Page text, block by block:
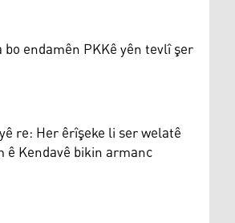
bo endamên PKKê yên tevlî şer
re: Her êrîşeke li ser welatê
ê Kendavê bikin armanc